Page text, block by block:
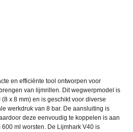
en efficiënte tool ontworpen voor
van lijmrillen. Dit wegwerpmodel is
x 8 mm) en is geschikt voor diverse
werkdruk van 8 bar. De aansluiting is
deze eenvoudig te koppelen is aan
ml worsten. De Lijmhark V40 is